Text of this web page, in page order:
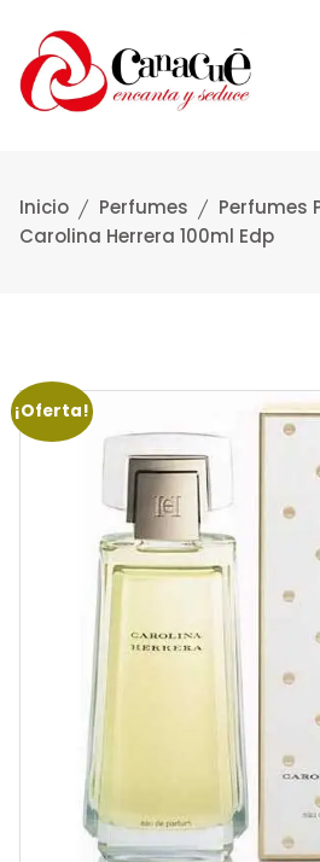
Inicio Perfumes
Perfumes
Carolina Herrera 100ml Edp
¡Oferta!